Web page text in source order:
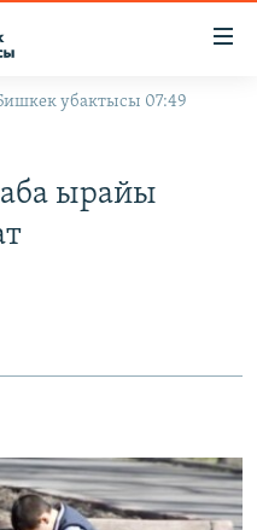
убактысы 07:49
аба ырайы